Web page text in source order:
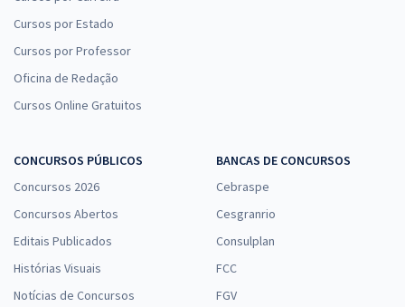
Cursos por Estado
Cursos por Professor
Oficina de Redação
Cursos Online Gratuitos
CONCURSOS PÚBLICOS
Concursos 2026
Concursos Abertos
Editais Publicados
Histórias Visuais
Notícias de Concursos
BANCAS DE CONCURSOS
Cebraspe
Cesgranrio
Consulplan
FCC
FGV